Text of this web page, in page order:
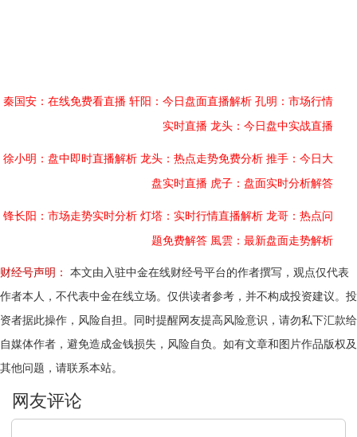
秦国安：在线免费看直播 轩阳：今日盘面直播解析 孔明：市场行情
实时直播 龙头：今日盘中实战直播
徐小明：盘中即时直播解析 龙头：热点走势免费分析 推手：今日大
盘实时直播 虎子：盘面实时分析解答
锋长阳：市场走势实时分析 灯塔：实时行情直播解析 龙哥：热点问
题免费解答 風雲：最新盘面走势解析
财经号声明：
本文由入驻中金在线财经号平台的作者撰写，观点仅代表
作者本人，不代表中金在线立场。仅供读者参考，并不构成投资建议。投
资者据此操作，风险自担。同时提醒网友提高风险意识，请勿私下汇款给
自媒体作者，避免造成金钱损失，风险自负。如有文章和图片作品版权及
其他问题，请联系本站。